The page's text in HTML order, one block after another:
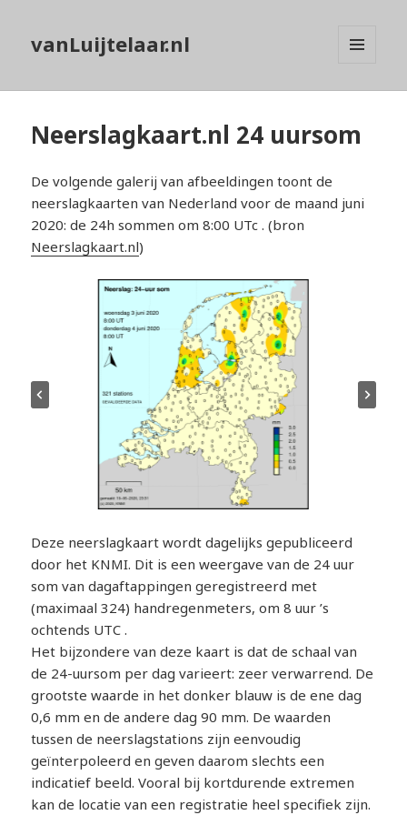
vanLuijtelaar.nl
Neerslagkaart.nl 24 uursom
De volgende galerij van afbeeldingen toont de
neerslagkaarten van Nederland voor de maand juni
2020: de 24h sommen om 8:00 UTc . (bron
Neerslagkaart.nl)
Deze neerslagkaart wordt dagelijks gepubliceerd
door het KNMI. Dit is een weergave van de 24 uur
som van dagaftappingen geregistreerd met
(maximaal 324) handregenmeters, om 8 uur ’s
ochtends UTC .
Het bijzondere van deze kaart is dat de schaal van
de 24-uursom per dag varieert: zeer verwarrend. De
grootste waarde in het donker blauw is de ene dag
0,6 mm en de andere dag 90 mm. De waarden
tussen de neerslagstations zijn eenvoudig
geïnterpoleerd en geven daarom slechts een
indicatief beeld. Vooral bij kortdurende extremen
kan de locatie van een registratie heel specifiek zijn.